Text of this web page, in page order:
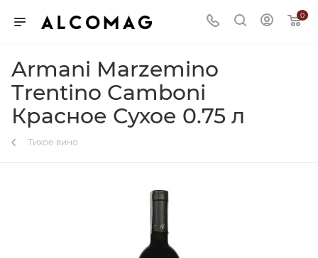
0
Armani Marzemino
Trentino Camboni
Красное Сухое 0.75 л
Тихое вино